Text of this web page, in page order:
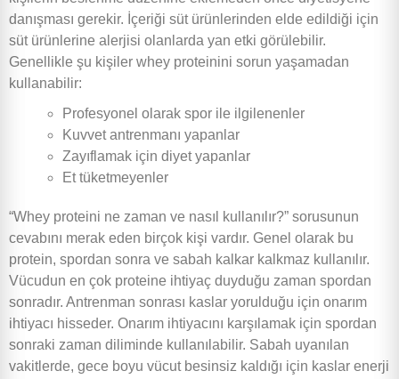
danışması gerekir. İçeriği süt ürünlerinden elde edildiği için
süt ürünlerine alerjisi olanlarda yan etki görülebilir.
Genellikle şu kişiler whey proteinini sorun yaşamadan
kullanabilir:
Profesyonel olarak spor ile ilgilenenler
Kuvvet antrenmanı yapanlar
Zayıflamak için diyet yapanlar
Et tüketmeyenler
“Whey proteini ne zaman ve nasıl kullanılır?” sorusunun
cevabını merak eden birçok kişi vardır. Genel olarak bu
protein, spordan sonra ve sabah kalkar kalkmaz kullanılır.
Vücudun en çok proteine ihtiyaç duyduğu zaman spordan
sonradır. Antrenman sonrası kaslar yorulduğu için onarım
ihtiyacı hisseder. Onarım ihtiyacını karşılamak için spordan
sonraki zaman diliminde kullanılabilir. Sabah uyanılan
vakitlerde, gece boyu vücut besinsiz kaldığı için kaslar enerji